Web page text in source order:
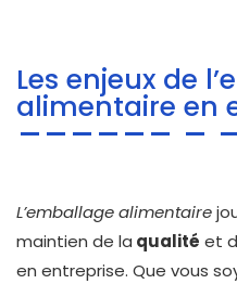
Les enjeux de
alimentaire en
L’emballage alimentaire
maintien de la qualité et
en entreprise. Que vous